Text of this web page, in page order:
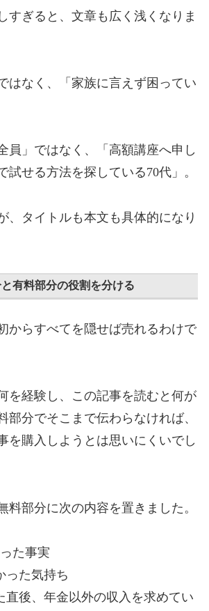
すぎると、文章も広く浅くなりま
はなく、「家族に言えず困ってい
員」ではなく、「高額講座へ申し
試せる方法を探している70代」。
、タイトルも本文も具体的になり
有料部分の役割を分ける
からすべてを隠せば売れるわけで
を経験し、この記事を読むと何が
部分でそこまで伝わらなければ、
を購入しようとは思いにくいでし
料部分に次の内容を置きました。
た事実
った気持ち
直後、年金以外の収入を求めてい